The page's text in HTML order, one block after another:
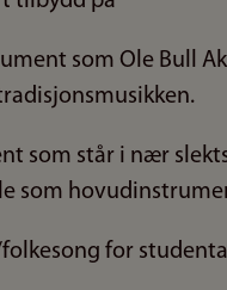
som Ole Bull
som står i nær
som
for